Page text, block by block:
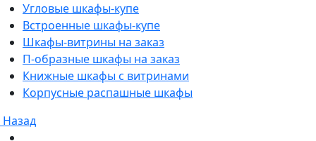
Угловые шкафы-купе
Встроенные шкафы-купе
Шкафы-витрины на заказ
П-образные шкафы на заказ
Книжные шкафы с витринами
Корпусные распашные шкафы
Назад